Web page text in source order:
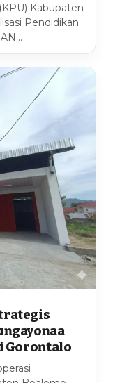
Kabupaten
Pendidikan
Gorontalo